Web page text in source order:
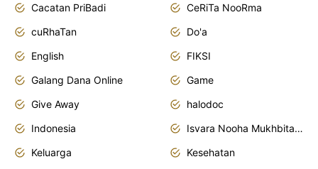
Cacatan PriBadi
CeRiTa NooRma
cuRhaTan
Do'a
English
FIKSI
Galang Dana Online
Game
Give Away
halodoc
Indonesia
Isvara Nooha Mukhbita Zain
Keluarga
Kesehatan